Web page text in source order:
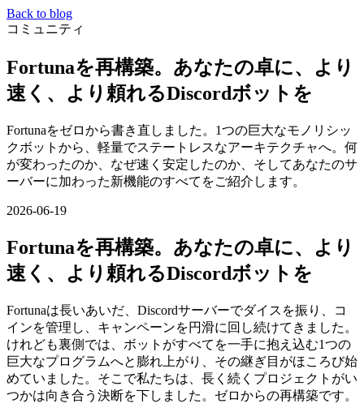
Back to blog
コミュニティ
Fortunaを再構築。あなたの卓に、より
速く、より頼れるDiscordボットを
Fortunaをゼロから書き直しました。1つの巨大なモノリシッ
クボットから、軽量でステートレスなアーキテクチャへ。何
が変わったのか、なぜ速く安定したのか、そしてあなたのサ
ーバーに加わった新機能のすべてをご紹介します。
2026-06-19
Fortunaを再構築。あなたの卓に、より
速く、より頼れるDiscordボットを
Fortunaは長いあいだ、Discordサーバーでダイスを振り、コ
インを管理し、キャンペーンを円滑に回し続けてきました。
けれども裏側では、ボットがすべてを一手に抱え込む1つの
巨大なプログラムへと膨れ上がり、その継ぎ目がほころび始
めていました。そこで私たちは、長く続くプロジェクトがい
つかは向き合う決断を下しました。ゼロからの再構築です。